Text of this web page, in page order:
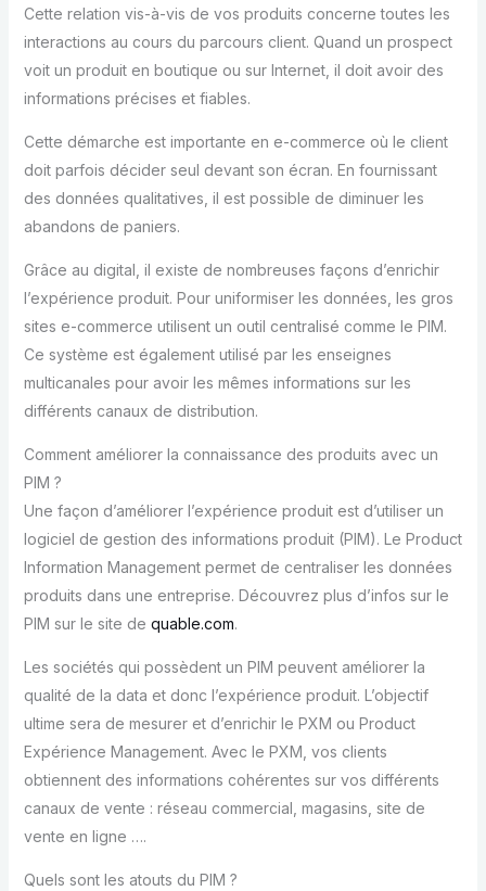
Cette relation vis-à-vis de vos produits concerne toutes les
interactions au cours du parcours client. Quand un prospect
voit un produit en boutique ou sur Internet, il doit avoir des
informations précises et fiables.
Cette démarche est importante en e-commerce où le client
doit parfois décider seul devant son écran. En fournissant
des données qualitatives, il est possible de diminuer les
abandons de paniers.
Grâce au digital, il existe de nombreuses façons d’enrichir
l’expérience produit. Pour uniformiser les données, les gros
sites e-commerce utilisent un outil centralisé comme le PIM.
Ce système est également utilisé par les enseignes
multicanales pour avoir les mêmes informations sur les
différents canaux de distribution.
Comment améliorer la connaissance des produits avec un
PIM ?
Une façon d’améliorer l’expérience produit est d’utiliser un
logiciel de gestion des informations produit (PIM). Le Product
Information Management permet de centraliser les données
produits dans une entreprise. Découvrez plus d’infos sur le
PIM sur le site de quable.com.
Les sociétés qui possèdent un PIM peuvent améliorer la
qualité de la data et donc l’expérience produit. L’objectif
ultime sera de mesurer et d’enrichir le PXM ou Product
Expérience Management. Avec le PXM, vos clients
obtiennent des informations cohérentes sur vos différents
canaux de vente : réseau commercial, magasins, site de
vente en ligne ….
Quels sont les atouts du PIM ?